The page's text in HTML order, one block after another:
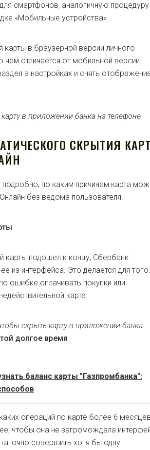
смартфонов, аналогичную процедуру
«Мобильные устройства».
в браузерной версии личного
отличается от мобильной версии.
в настройках и снять
СКРЫТИЯ
по каким причинам карта
без ведома пользователя.
карты подошел к концу, Сбербанк
из интерфейса. Это делается для того,
ошибке оплачивать покупки или
карте.
долгое время
баланс карты "Газпромбанка":
операций по карте более 6
чтобы она не загромождала
совершить хотя бы одну